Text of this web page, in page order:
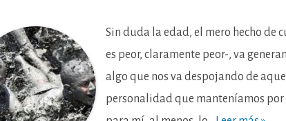
barro
Sin duda la edad, el mero hecho
es peor, claramente peor-, va
algo que nos va despojando de
personalidad que manteníamos por